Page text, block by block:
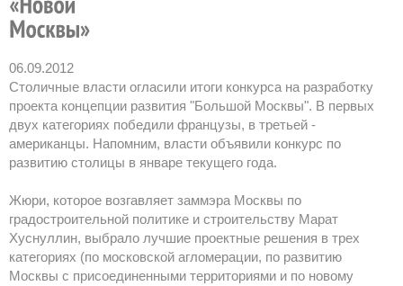
06.09.2012
Столичные власти огласили итоги конкурса на разработку
проекта концепции развития "Большой Москвы". В первых
двух категориях победили французы, в третьей -
американцы. Напомним, власти объявили конкурс по
развитию столицы в январе текущего года.
Жюри, которое возгавляет заммэра Москвы по
градостроительной политике и строительству Марат
Хуснуллин, выбрало лучшие проектные решения в трех
категориях (по московской агломерации, по развитию
Москвы с присоединенными территориями и по новому